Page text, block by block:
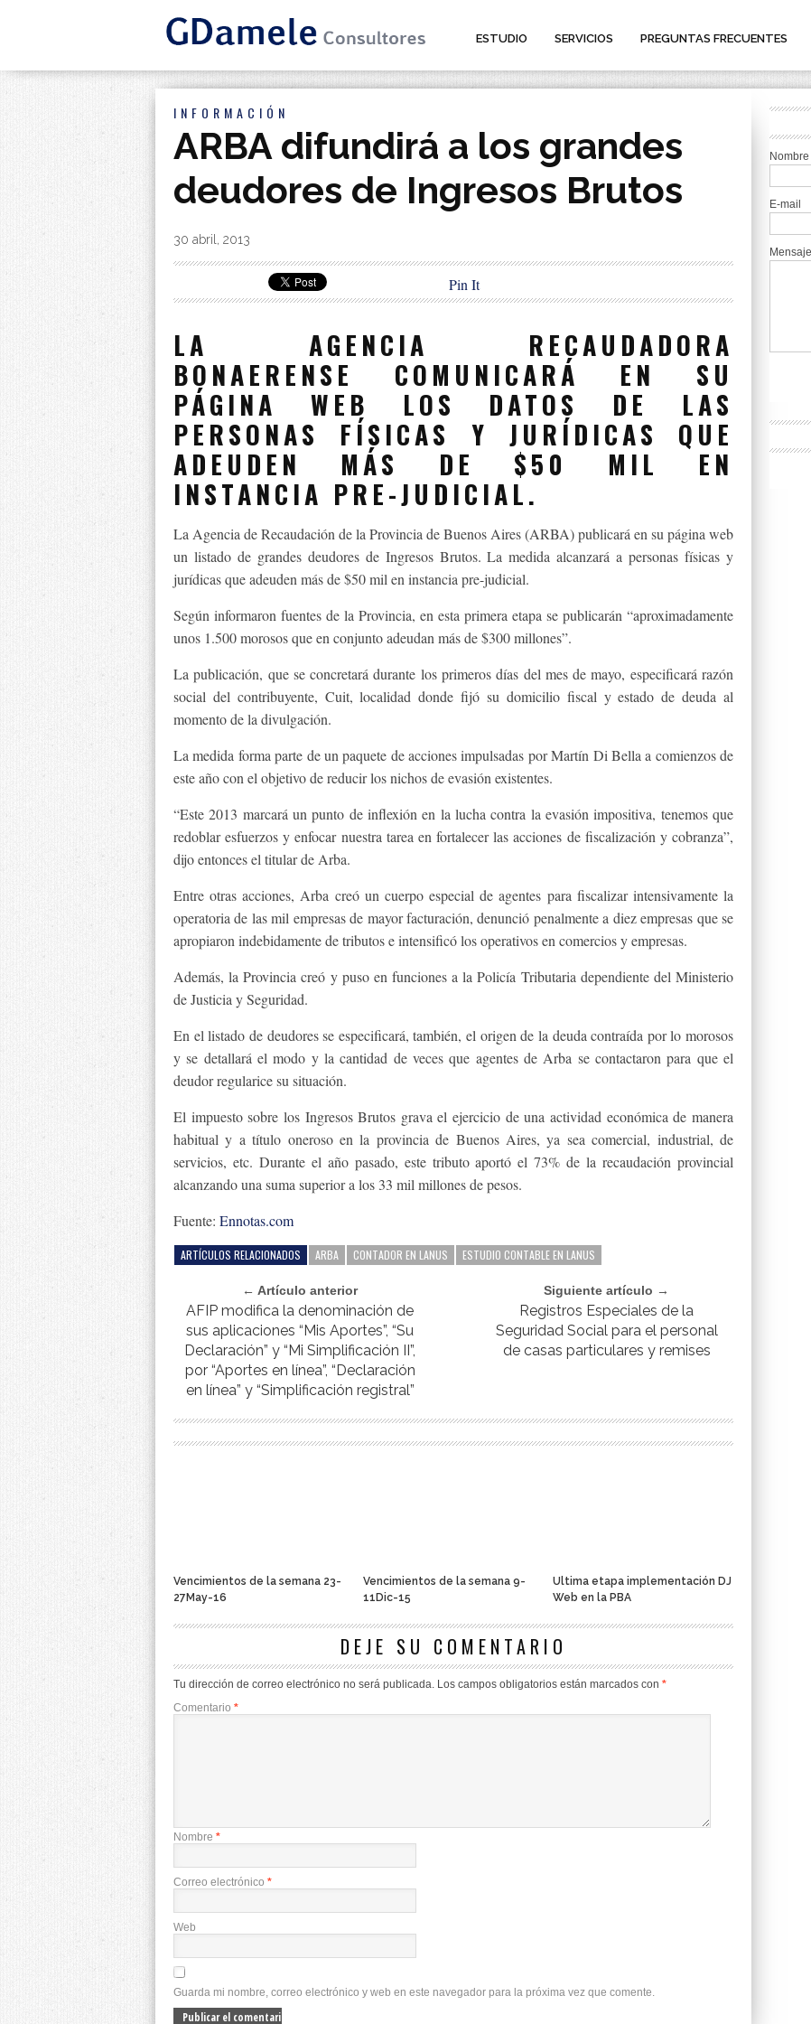
ESTUDIO SERVICIOS PREGUNTAS FRECUENTES
INFORMACIÓN
ARBA difundirá a los grandes
deudores de Ingresos Brutos
By|
30 abril, 2013
Pin It
LA AGENCIA RECAUDADORA
BONAERENSE COMUNICARÁ EN SU
PÁGINA WEB LOS DATOS DE LAS
PERSONAS FÍSICAS Y JURÍDICAS QUE
ADEUDEN MÁS DE $50 MIL EN
INSTANCIA PRE-JUDICIAL.
La Agencia de Recaudación de la Provincia de Buenos Aires (ARBA) publicará en su página web
un listado de grandes deudores de Ingresos Brutos. La medida alcanzará a personas físicas y
jurídicas que adeuden más de $50 mil en instancia pre-judicial.
Según informaron fuentes de la Provincia, en esta primera etapa se publicarán “aproximadamente
unos 1.500 morosos que en conjunto adeudan más de $300 millones”.
La publicación, que se concretará durante los primeros días del mes de mayo, especificará razón
social del contribuyente, Cuit, localidad donde fijó su domicilio fiscal y estado de deuda al
momento de la divulgación.
La medida forma parte de un paquete de acciones impulsadas por Martín Di Bella a comienzos de
este año con el objetivo de reducir los nichos de evasión existentes.
“Este 2013 marcará un punto de inflexión en la lucha contra la evasión impositiva, tenemos que
redoblar esfuerzos y enfocar nuestra tarea en fortalecer las acciones de fiscalización y cobranza”,
dijo entonces el titular de Arba.
Entre otras acciones, Arba creó un cuerpo especial de agentes para fiscalizar intensivamente la
operatoria de las mil empresas de mayor facturación, denunció penalmente a diez empresas que se
apropiaron indebidamente de tributos e intensificó los operativos en comercios y empresas.
Además, la Provincia creó y puso en funciones a la Policía Tributaria dependiente del Ministerio
de Justicia y Seguridad.
En el listado de deudores se especificará, también, el origen de la deuda contraída por lo morosos
y se detallará el modo y la cantidad de veces que agentes de Arba se contactaron para que el
deudor regularice su situación.
El impuesto sobre los Ingresos Brutos grava el ejercicio de una actividad económica de manera
habitual y a título oneroso en la provincia de Buenos Aires, ya sea comercial, industrial, de
servicios, etc. Durante el año pasado, este tributo aportó el 73% de la recaudación provincial
alcanzando una suma superior a los 33 mil millones de pesos.
Fuente: Ennotas.com
ARTÍCULOS RELACIONADOS ARBA CONTADOR EN LANUS ESTUDIO CONTABLE EN LANUS
← Artículo anterior
AFIP modifica la denominación de
sus aplicaciones “Mis Aportes”, “Su
Declaración” y “Mi Simplificación II”,
por “Aportes en línea”, “Declaración
en línea” y “Simplificación registral”
Siguiente artículo →
Registros Especiales de la
Seguridad Social para el personal
de casas particulares y remises
Vencimientos de la semana 23-
27May-16
Vencimientos de la semana 9-
11Dic-15
Ultima etapa implementación DJ
Web en la PBA
DEJE SU COMENTARIO
Tu dirección de correo electrónico no será publicada. Los campos obligatorios están marcados con *
Comentario *
Nombre *
Correo electrónico *
Web
Guarda mi nombre, correo electrónico y web en este navegador para la próxima vez que comente.
Nombre
E-mail
Mensaje